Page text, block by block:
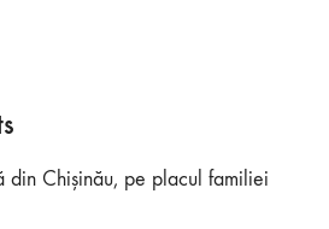
din Chișinău, pe placul familiei